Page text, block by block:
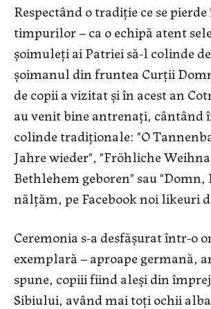
Respectând o tradiţie ce se
timpurilor – ca o echipă atent
şoimuleţi ai Patriei să-l colinde
şoimanul din fruntea Curţii
de copii a vizitat şi în acest an
au venit bine antrenaţi, cântând
colinde tradiţionale: "O
Jahre wieder", "Fröhliche
Bethlehem geboren" sau "Domn,
nălţăm, pe Facebook noi likeuri
Ceremonia s-a desfăşurat într-o
exemplară – aproape germană,
spune, copiii fiind aleşi din
Sibiului, având mai toţi ochii